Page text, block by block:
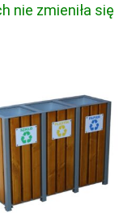
799,00
nie zmieniła się